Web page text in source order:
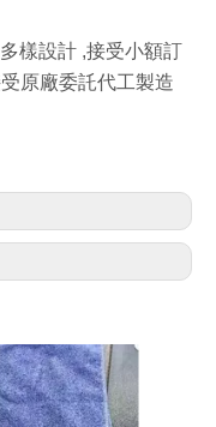
樣設計 ,接受小額訂
原廠委託代工製造